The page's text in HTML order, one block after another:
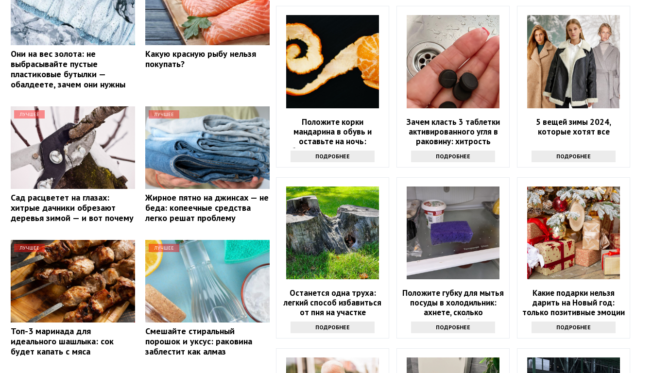
Они на вес золота: не
выбрасывайте пустые
пластиковые бутылки —
обалдеете, зачем они нужны
Какую красную рыбу нельзя
покупать?
ЛУЧШЕЕ
Сад расцветет на глазах:
хитрые дачники обрезают
деревья зимой — и вот почему
ЛУЧШЕЕ
Жирное пятно на джинсах — не
беда: копеечные средства
легко решат проблему
ЛУЧШЕЕ
Топ-3 маринада для
идеального шашлыка: сок
будет капать с мяса
ЛУЧШЕЕ
Смешайте стиральный
порошок и уксус: раковина
заблестит как алмаз
Положите корки
мандарина в обувь и
оставьте на ночь:
обалдеете, какую пользу
это принесет
ПОДРОБНЕЕ
Зачем класть 3 таблетки
активированного угля в
раковину: хитрость
ПОДРОБНЕЕ
5 вещей зимы 2024,
которые хотят все
ПОДРОБНЕЕ
Останется одна труха:
легкий способ избавиться
от пня на участке
ПОДРОБНЕЕ
Положите губку для мытья
посуды в холодильник:
ахнете, сколько
надоевших проблем это
решит
ПОДРОБНЕЕ
Какие подарки нельзя
дарить на Новый год:
только позитивные эмоции
ПОДРОБНЕЕ